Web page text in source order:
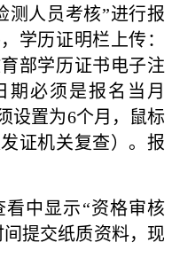
测人员考核”进行报
学历证明栏上传：
部学历证书电子注
期必须是报名当月
设置为6个月，鼠标
证机关复查）。报
中显示“资格审核
提交纸质资料，现